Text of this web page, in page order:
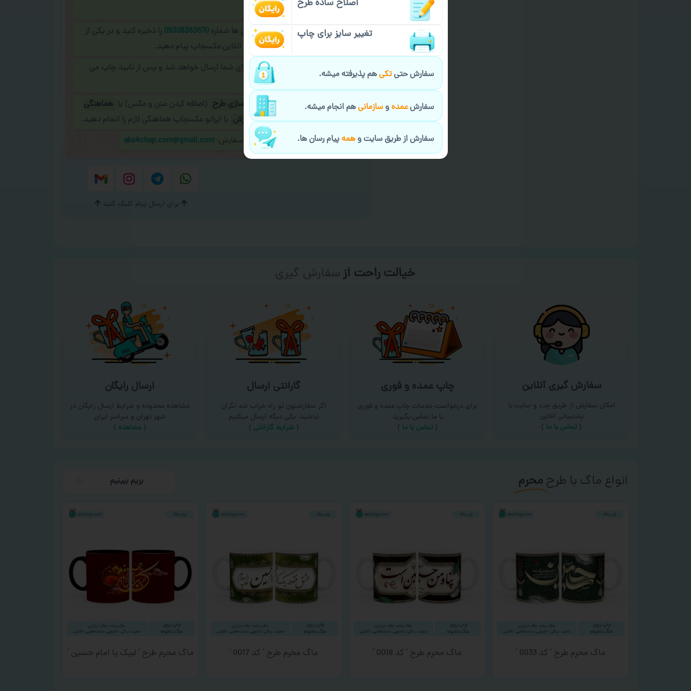
فرمایید.
برای ارسال پیام در پیام رسان ها شماره 09308383670 را ذخیره کنید و در یکی از
پیام رسان های زیر به اپراتور آنلاین عکسچاپ پیام دهید.
طراحی نهایی قبل از چاپ برای شما ارسال خواهد شد و پس از تایید چاپ می
در صورت نیاز به سفارشی سازی طرح (اضافه کردن متن و عکس) یا هماهنگی
ارسال و یا کادو کردن سفارش با اپراتو عکسچاپ هماهنگی لازم را انجام دهید.
ایمیل جهت ثبت یا پیگیری سفارش: aks4chap.com@gmail.com
برای ارسال پیام کلیک کنید
خیالت راحت از سفارش گیری
سفارش گیری آنلاین
امکان سفارش از طریق چت و سایت با
پشتیبانی آنلاین
( تماس با ما‌ )
چاپ عمده و فوری
برای درخواست خدمات چاپ عمده و فوری
با ما تماس بگیرید
( تماس با ما )
گارانتی ارسال
اگر سفارشتون تو راه خراب شد نگران
نباشید، یکی دیگه ارسال میکنیم
( شرایط گارانتی )
ارسال رایگان
مشاهده محدوده و شرایط ارسال رایگان در
شهر تهران و سراسر ایران
(مشاهده )
انواع ماگ با طرحمحرم بریم ببینیم
ماگ محرم طرح ‘ کد 0033 ‘ ماگ محرم طرح ‘ کد 0018 ‘ ماگ محرم طرح ‘ کد 0017 ‘ ماگ محرم طرح ‘ لبیک یا امام حسین ‘
اصلاح ساده طرح
تغییر سایز برای چاپ
سفارش حتیتکیهم پذیرفته میشه.
سفارشعمدهوسازمانیهم انجام میشه.
سفارش از طریق سایت وهمهپیام رسان ها.